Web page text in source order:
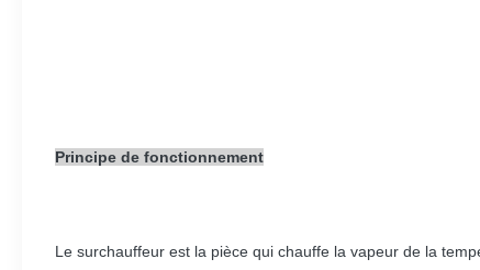
Principe de fonctionnement
Le surchauffeur est la pièce qui chauffe la vapeur de la